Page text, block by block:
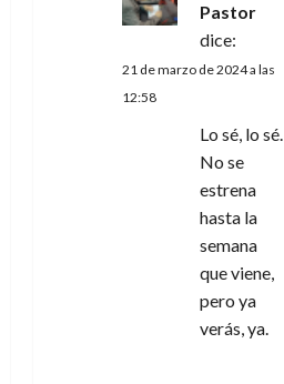
Pastor
dice:
21 de marzo de 2024 a las
12:58
Lo sé, lo sé.
No se
estrena
hasta la
semana
que viene,
pero ya
verás, ya.